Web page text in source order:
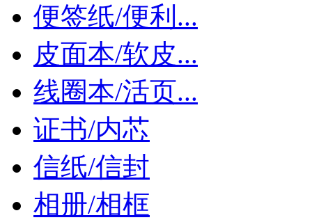
便签纸/便利...
皮面本/软皮...
线圈本/活页...
证书/内芯
信纸/信封
相册/相框